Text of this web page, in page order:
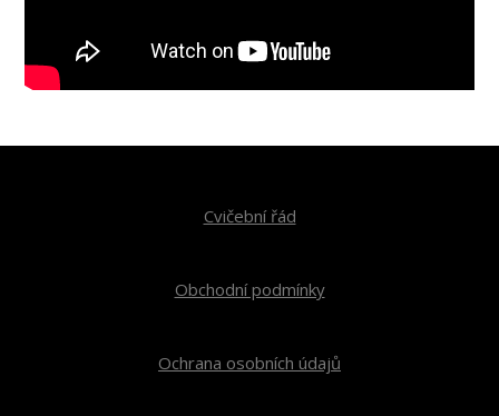
Cvičební řád
Obchodní podmínky
Ochrana osobních údajů